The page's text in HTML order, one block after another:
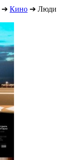
➔ Кино ➔ Люди